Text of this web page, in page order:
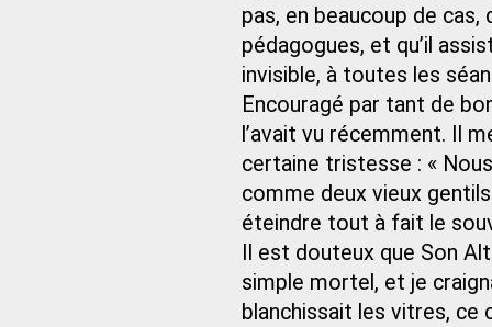
pas, en beaucoup de cas,
pédagogues, et qu’il
invisible, à toutes les
Encouragé par tant de
l’avait vu récemment. Il
certaine tristesse : «
comme deux vieux
éteindre tout à fait le
Il est douteux que Son
simple mortel, et je
blanchissait les vitres,